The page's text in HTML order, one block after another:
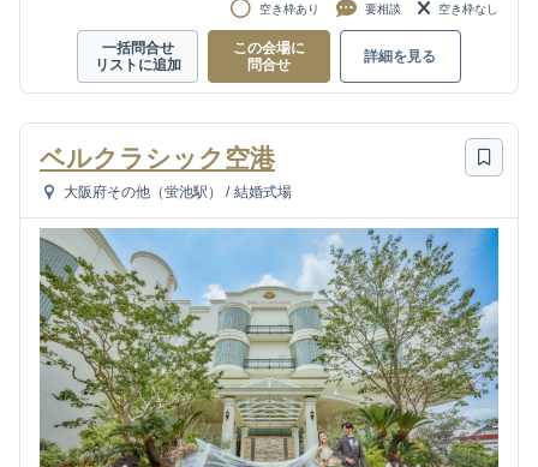
空き枠あり 要相談 空き枠なし
一括問合せ
リストに追加
この会場に
問合せ
詳細を見る
ベルクラシック空港
大阪府その他（蛍池駅） / 結婚式場